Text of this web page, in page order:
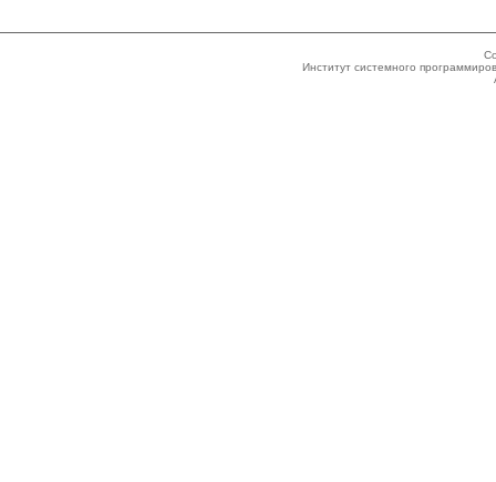
Институт системного